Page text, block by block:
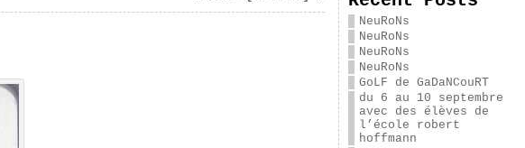
NeuRoNs
NeuRoNs
NeuRoNs
NeuRoNs
GoLF de GaDaNCouRT
du 6 au 10 septembre
avec des élèves de
l’école robert
hoffmann